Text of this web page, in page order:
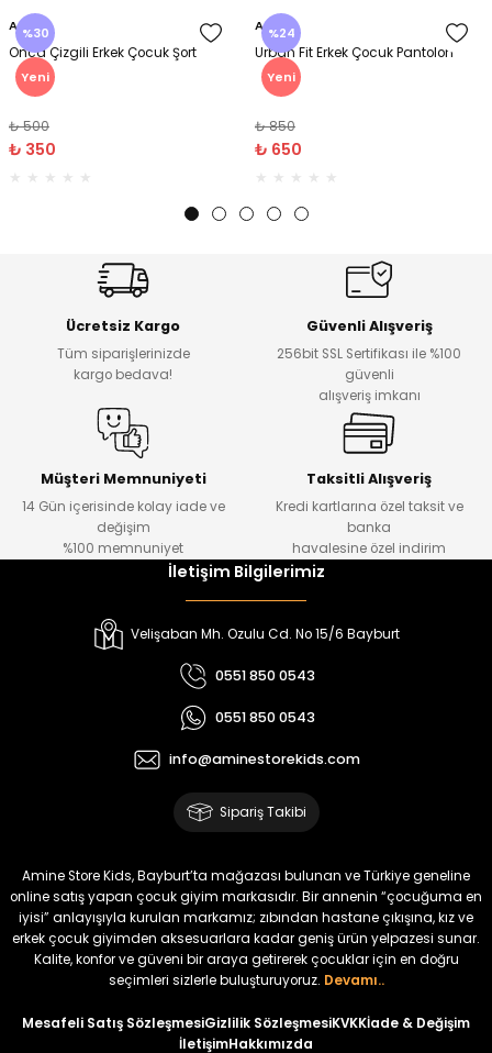
%30
Yeni
Amine
Onca Çizgili Erkek Çocuk Şort
₺ 500
₺ 350
%24
Yeni
Amine
Urban Fit Erkek Çocuk Pantolon
₺ 850
₺ 650
Ücretsiz Kargo
Tüm siparişlerinizde
kargo bedava!
Güvenli Alışveriş
256bit SSL Sertifikası ile %100
güvenli
alışveriş imkanı
Müşteri Memnuniyeti
14 Gün içerisinde kolay iade ve
değişim
%100 memnuniyet
Taksitli Alışveriş
Kredi kartlarına özel taksit ve
banka
havalesine özel indirim
İletişim Bilgilerimiz
Velişaban Mh. Ozulu Cd. No 15/6 Bayburt
0551 850 0543
0551 850 0543
info@aminestorekids.com
Sipariş Takibi
Amine Store Kids, Bayburt’ta mağazası bulunan ve Türkiye geneline
online satış yapan çocuk giyim markasıdır. Bir annenin “çocuğuma en
iyisi” anlayışıyla kurulan markamız; zıbından hastane çıkışına, kız ve
erkek çocuk giyimden aksesuarlara kadar geniş ürün yelpazesi sunar.
Kalite, konfor ve güveni bir araya getirerek çocuklar için en doğru
seçimleri sizlerle buluşturuyoruz. Devamı..
Mesafeli Satış SözleşmesiGizlilik SözleşmesiKVKKİade & Değişim
İletişimHakkımızda